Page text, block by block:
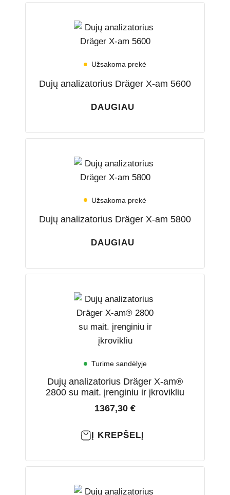
Užsakoma prekė
Dujų analizatorius Dräger X-am 5600
DAUGIAU
Užsakoma prekė
Dujų analizatorius Dräger X-am 5800
DAUGIAU
Turime sandėlyje
Dujų analizatorius Dräger X-am®
2800 su mait. įrenginiu ir įkrovikliu
1367,30 €
Į KREPŠELĮ